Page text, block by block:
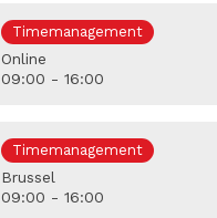
Timemanagement
Online
09:00 - 16:00
Timemanagement
Brussel
09:00 - 16:00